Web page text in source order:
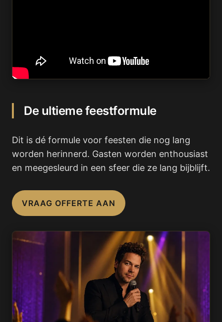
De ultieme feestformule
Dit is dé formule voor feesten die nog lang
worden herinnerd. Gasten worden enthousiast
en meegesleurd in een sfeer die ze lang bijblijft.
VRAAG OFFERTE AAN